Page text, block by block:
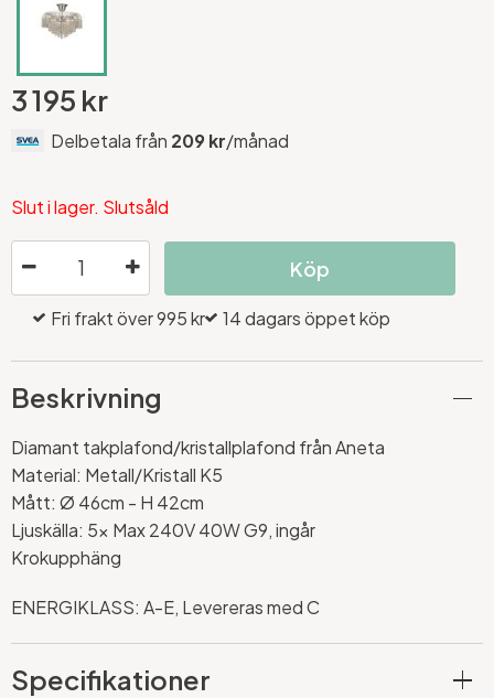
3 195 kr
Delbetala från 209 kr/månad
Slut i lager. Slutsåld
Köp
Fri frakt över 995 kr 14 dagars öppet köp
Beskrivning
Diamant takplafond/kristallplafond från Aneta
Material: Metall/Kristall K5
Mått: Ø 46cm - H 42cm
Ljuskälla: 5x Max 240V 40W G9, ingår
Krokupphäng
ENERGIKLASS: A-E, Levereras med C
Specifikationer